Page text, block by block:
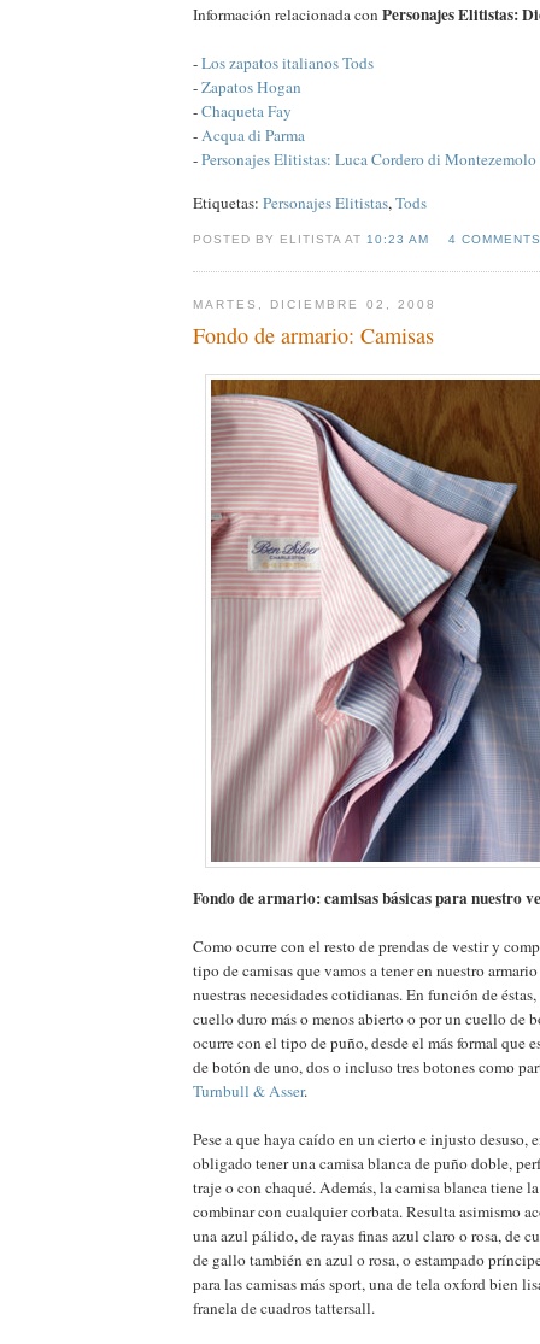
Información relacionada con Personajes Elitistas:
-Los zapatos italianos Tods
-Zapatos Hogan
-Chaqueta Fay
-Acqua di Parma
-Personajes Elitistas: Luca Cordero di Montezemolo
Etiquetas: Personajes Elitistas,Tods
POSTED BY ELITISTA AT 10:23 AM 4 COMMENTS
MARTES, DICIEMBRE 02, 2008
Fondo de armario: Camisas
Fondo de armario: camisas básicas para nuestro
Como ocurre con el resto de prendas de vestir y
tipo de camisas que vamos a tener en nuestro
nuestras necesidades cotidianas. En función de
cuello duro más o menos abierto o por un cuello de
ocurre con el tipo de puño, desde el más formal que
de botón de uno, dos o incluso tres botones como
Turnbull & Asser.
Pese a que haya caído en un cierto e injusto desuso,
obligado tener una camisa blanca de puño doble,
traje o con chaqué. Además, la camisa blanca tiene
combinar con cualquier corbata. Resulta asimismo
una azul pálido, de rayas finas azul claro o rosa, de
de gallo también en azul o rosa, o estampado
para las camisas más sport, una de tela oxford bien
franela de cuadros tattersall.